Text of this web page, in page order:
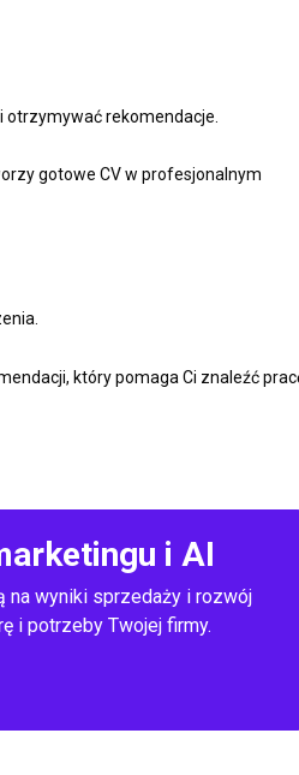
rekomendacje.
gotowe CV w profesjonalnym
który pomaga Ci znaleźć
i AI
na wyniki sprzedaży i rozwój
i potrzeby Twojej firmy.